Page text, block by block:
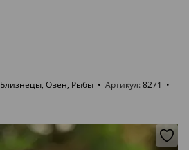
Близнецы, Овен, Рыбы Артикул 8271